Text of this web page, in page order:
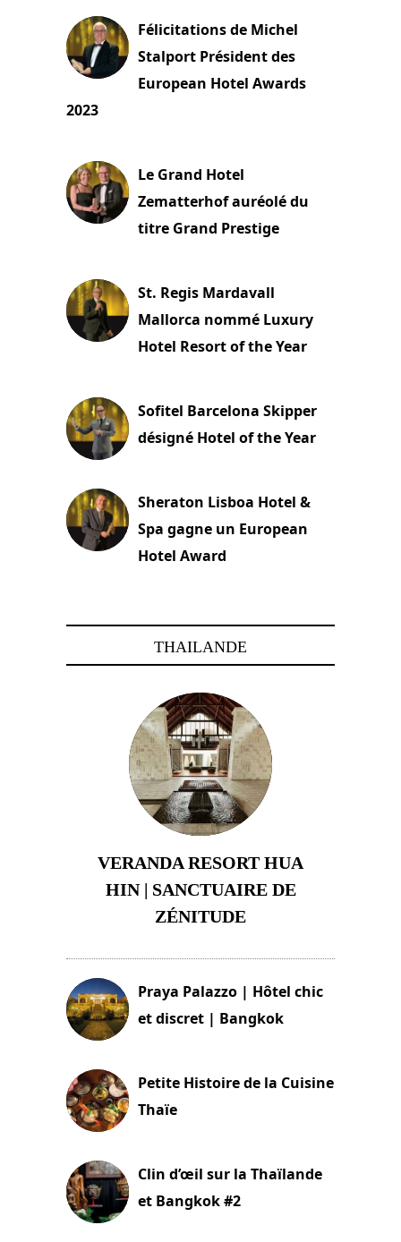
Félicitations de Michel
Stalport Président des
European Hotel Awards
2023
Le Grand Hotel
Zematterhof auréolé du
titre Grand Prestige
St. Regis Mardavall
Mallorca nommé Luxury
Hotel Resort of the Year
Sofitel Barcelona Skipper
désigné Hotel of the Year
Sheraton Lisboa Hotel &
Spa gagne un European
Hotel Award
THAILANDE
VERANDA RESORT HUA
HIN | SANCTUAIRE DE
ZÉNITUDE
Praya Palazzo | Hôtel chic
et discret | Bangkok
Petite Histoire de la Cuisine
Thaïe
Clin d’œil sur la Thaïlande
et Bangkok #2